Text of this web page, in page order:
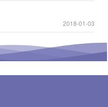
2018-01-03